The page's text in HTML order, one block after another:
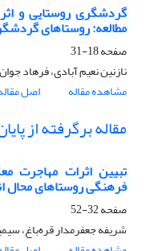
گردشگری روستایی و
مطالعه: روستاهای
صفحه18-31
نازنین نعیم آبادی، فرهاد
مشاهده مقاله
اصل
مقاله برگرفته از
تبیین اثرات مهاجرت
فرهنگی روستاهای محال
صفحه32-52
شریفه جعفرمدار قره‌باغ،